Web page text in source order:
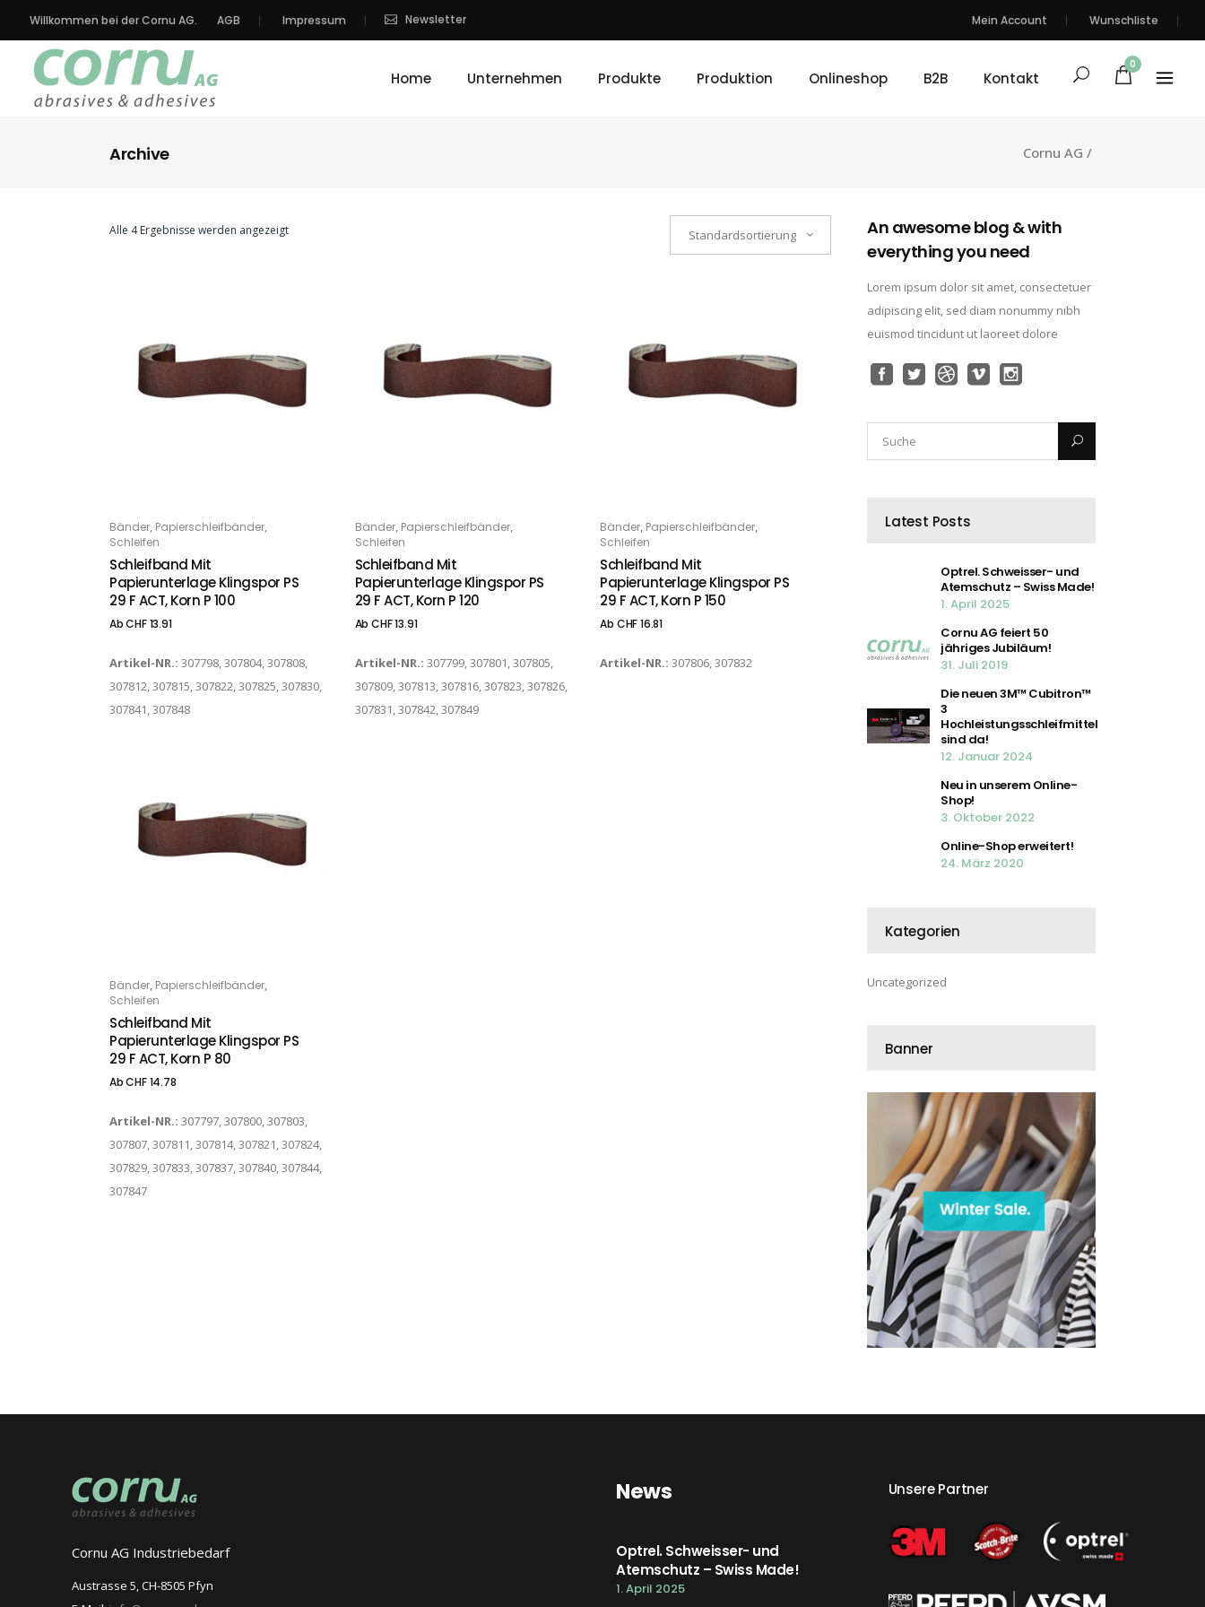
Willkommen bei der Cornu AG. AGB Impressum Newsletter Mein Account Wunschliste
Home Unternehmen Produkte Produktion Onlineshop B2B Kontakt
0
Archive Cornu AG /
Alle 4 Ergebnisse werden angezeigt Standardsortierung
OPTIONS
Bänder Papierschleifbänder
Schleifen
Schleifband Mit
Papierunterlage Klingspor PS
29 F ACT, Korn P 100
AbCHF13.91
Artikel-NR.: 307798, 307804, 307808,
307812, 307815, 307822, 307825, 307830,
307841, 307848
OPTIONS
Bänder, Papierschleifbänder,
Schleifen
Schleifband Mit
Papierunterlage Klingspor PS
29 F ACT, Korn P 120
AbCHF13.91
Artikel-NR.: 307799, 307801, 307805,
307809, 307813, 307816, 307823, 307826,
307831, 307842, 307849
OPTIONS
Bänder Papierschleifbänder
Schleifen
Schleifband Mit
Papierunterlage Klingspor PS
29 F ACT, Korn P 150
Ab CHF16.81
Artikel-NR.:307806, 307832
OPTIONS
Bänder, Papierschleifbänder,
Schleifen
Schleifband Mit
Papierunterlage Klingspor PS
29 F ACT, Korn P 80
AbCHF14.78
Artikel-NR.: 307797, 307800, 307803,
307807, 307811, 307814, 307821, 307824,
307829, 307833, 307837, 307840, 307844,
307847
An awesome blog & with
everything you need
Lorem ipsum dolor sit amet, consectetuer
adipiscing elit, sed diam nonummy nibh
euismod tincidunt ut laoreet dolore
Latest Posts
Optrel. Schweisser- und
Atemschutz – Swiss Made!
1. April 2025
Cornu AG feiert 50
jähriges Jubiläum!
31. Juli 2019
Die neuen 3M™ Cubitron™
3
Hochleistungsschleifmittel
sind da!
12. Januar 2024
Neu in unserem Online-
Shop!
3. Oktober 2022
Online-Shop erweitert!
24. März 2020
Kategorien
Uncategorized
Banner
Cornu AG Industriebedarf
Austrasse 5, CH-8505 Pfyn
News
Optrel. Schweisser- und
Atemschutz – Swiss Made!
1. April 2025
Unsere Partner